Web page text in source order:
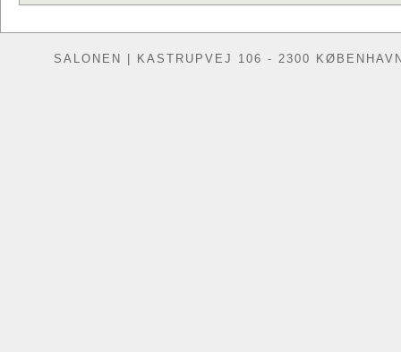
SALONEN | KASTRUPVEJ 106 - 2300